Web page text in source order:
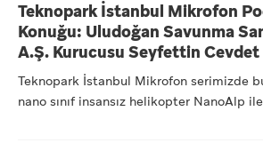
Teknopark İstanbul Mikrofon
Konuğu: Uludoğan Savunma
A.Ş. Kurucusu Seyfettin
Teknopark İstanbul Mikrofon serimizde
nano sınıf insansız helikopter NanoAlp